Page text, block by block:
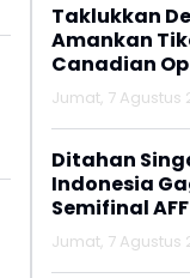
Taklukkan
Amankan
Canadian
Jumat, 7 Agustus
Ditahan
Indonesia
Semifinal
Jumat, 7 Agustus